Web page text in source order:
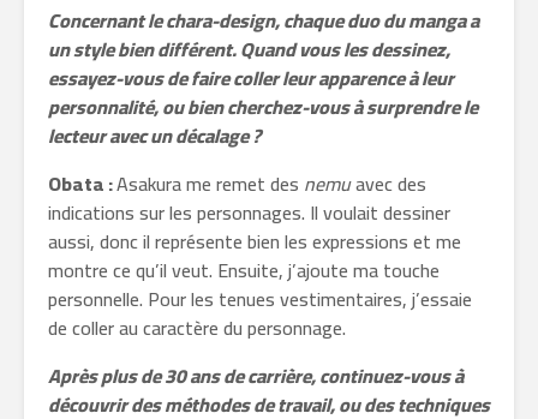
Concernant le chara-design, chaque duo du manga a
un style bien différent. Quand vous les dessinez,
essayez-vous de faire coller leur apparence à leur
personnalité, ou bien cherchez-vous à surprendre le
lecteur avec un décalage ?
Obata :Asakura me remet des nemuavec des
indications sur les personnages. Il voulait dessiner
aussi, donc il représente bien les expressions et me
montre ce qu’il veut. Ensuite, j’ajoute ma touche
personnelle. Pour les tenues vestimentaires, j’essaie
de coller au caractère du personnage.
Après plus de 30 ans de carrière, continuez-vous à
découvrir des méthodes de travail, ou des techniques